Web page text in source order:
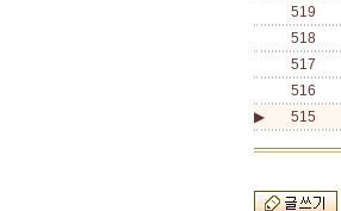
519
518
517
516
▶
515